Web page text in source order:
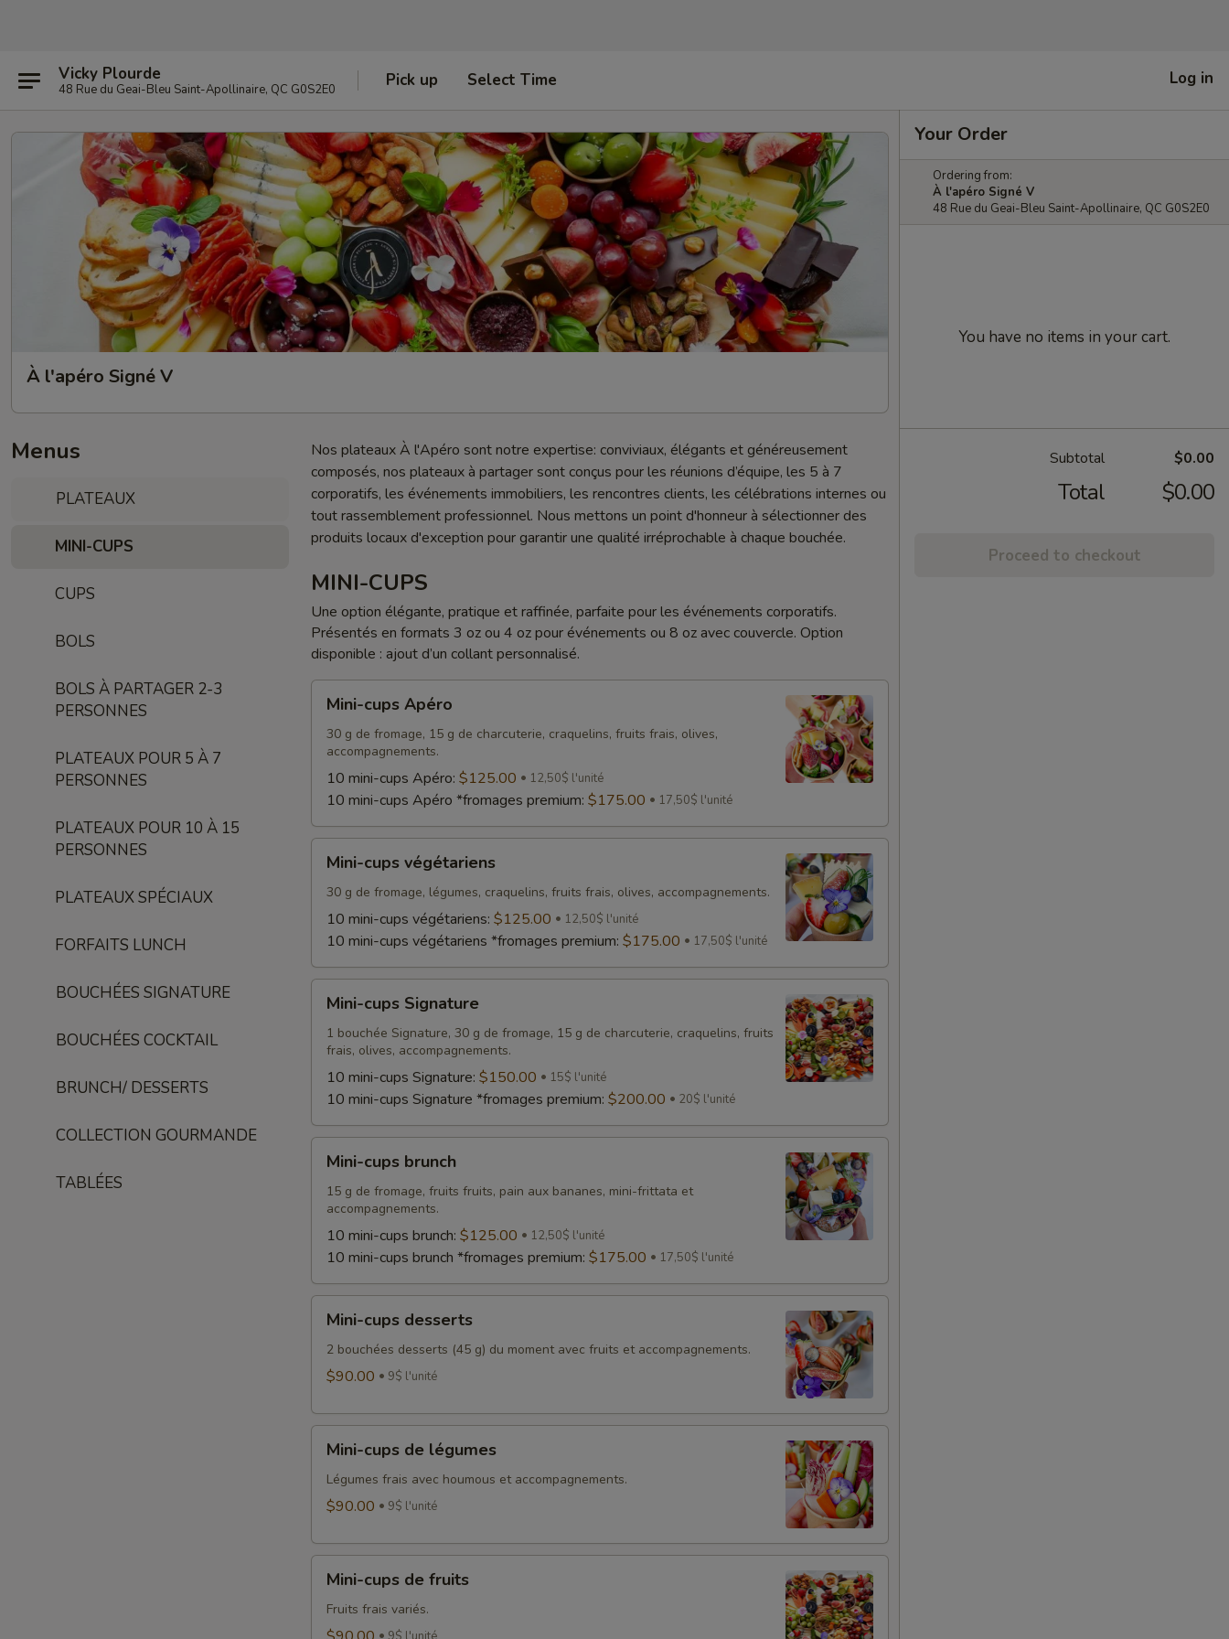
Vicky Plourde
48 Rue du Geai-Bleu Saint-Apollinaire, QC G0S2E0 Pick up Select Time Log in
À l'apéro Signé V
Menus
PLATEAUX
MINI-CUPS
CUPS
BOLS
BOLS À PARTAGER 2-3
PERSONNES
PLATEAUX POUR 5 À 7
PERSONNES
PLATEAUX POUR 10 À 15
PERSONNES
PLATEAUX SPÉCIAUX
FORFAITS LUNCH
BOUCHÉES SIGNATURE
BOUCHÉES COCKTAIL
BRUNCH/ DESSERTS
COLLECTION GOURMANDE
TABLÉES
Nos plateaux À l'Apéro sont notre expertise: conviviaux, élégants et généreusement
composés, nos plateaux à partager sont conçus pour les réunions d’équipe, les 5 à 7
corporatifs, les événements immobiliers, les rencontres clients, les célébrations internes ou
tout rassemblement professionnel. Nous mettons un point d'honneur à sélectionner des
produits locaux d'exception pour garantir une qualité irréprochable à chaque bouchée.
MINI-CUPS
Une option élégante, pratique et raffinée, parfaite pour les événements corporatifs.
Présentés en formats 3 oz ou 4 oz pour événements ou 8 oz avec couvercle. Option
disponible : ajout d’un collant personnalisé.
cups
Apéro
Mini-cups Apéro
30 g de fromage, 15 g de charcuterie, craquelins, fruits frais, olives,
accompagnements.
10 mini-cups Apéro: $125.00 12,50$ l'unité
10 mini-cups Apéro *fromages premium: $175.00 17,50$ l'unité
cups
végétariens
Mini-cups végétariens
30 g de fromage, légumes, craquelins, fruits frais, olives, accompagnements.
10 mini-cups végétariens: $125.00 12,50$ l'unité
10 mini-cups végétariens *fromages premium: $175.00 17,50$ l'unité
cups
Signature
Mini-cups Signature
1 bouchée Signature, 30 g de fromage, 15 g de charcuterie, craquelins, fruits
frais, olives, accompagnements.
10 mini-cups Signature: $150.00 15$ l'unité
10 mini-cups Signature *fromages premium: $200.00 20$ l'unité
cups
brunch
Mini-cups brunch
15 g de fromage, fruits fruits, pain aux bananes, mini-frittata et
accompagnements.
10 mini-cups brunch: $125.00 12,50$ l'unité
10 mini-cups brunch *fromages premium: $175.00 17,50$ l'unité
cups
desserts
Mini-cups desserts
2 bouchées desserts (45 g) du moment avec fruits et accompagnements.
$90.00 9$ l'unité
cups
légumes
Mini-cups de légumes
Légumes frais avec houmous et accompagnements.
$90.00 9$ l'unité
cups
fruits
Mini-cups de fruits
Fruits frais variés.
Your Order
Ordering from:
À l'apéro Signé V
48 Rue du Geai-Bleu Saint-Apollinaire, QC G0S2E0
You have no items in your cart.
Subtotal $0.00
Total $0.00
Proceed to checkout